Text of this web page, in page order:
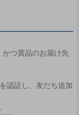
つ賞品のお届け先
認証し、友だち追加